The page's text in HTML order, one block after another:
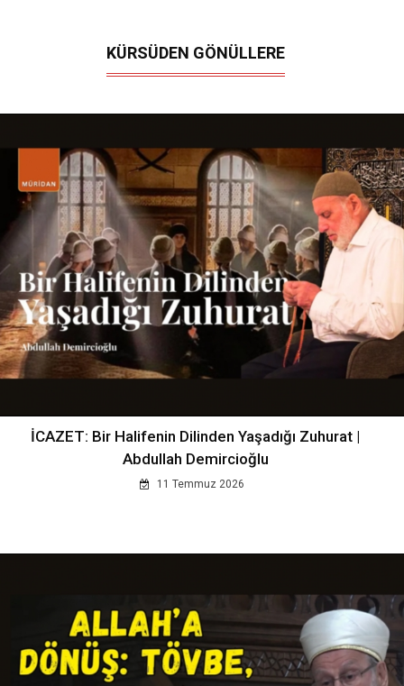
KÜRSÜDEN GÖNÜLLERE
İCAZET: Bir Halifenin Dilinden Yaşadığı Zuhurat |
Abdullah Demircioğlu
11 Temmuz 2026